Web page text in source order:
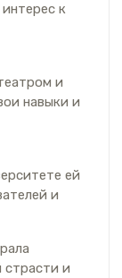
к
и
навыки и
ей
и
страсти и